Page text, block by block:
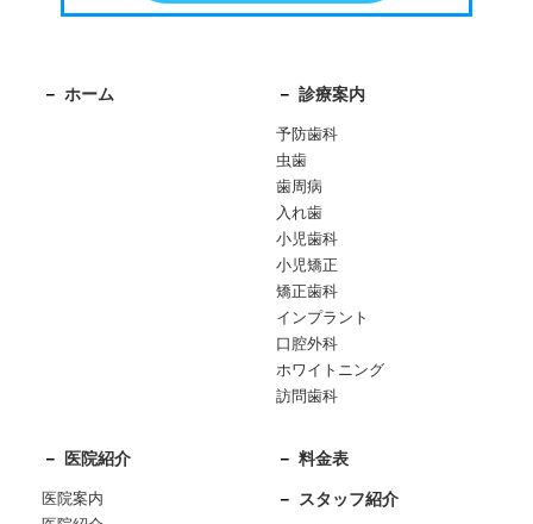
ホーム 診療案内
予防歯科
虫歯
歯周病
入れ歯
小児歯科
小児矯正
矯正歯科
インプラント
口腔外科
ホワイトニング
訪問歯科
医院紹介
医院案内
料金表
スタッフ紹介